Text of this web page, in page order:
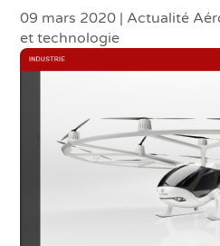
09 mars 2020 | Actualité
et technologie